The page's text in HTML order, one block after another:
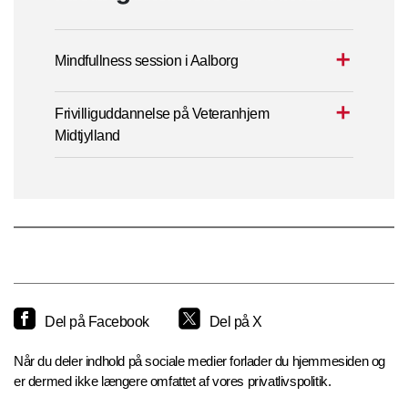
Mindfullness session i Aalborg
Frivilliguddannelse på Veteranhjem
Midtjylland
Del på Facebook Del på X
Når du deler indhold på sociale medier forlader du hjemmesiden og
er dermed ikke længere omfattet af vores privatlivspolitik.